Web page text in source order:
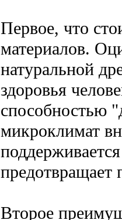
Первое, что
материалов.
натуральной
здоровья
способностью
микроклимат
предотвращает
Второе